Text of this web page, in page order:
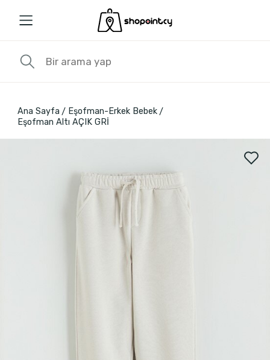
Ana Sayfa
Eşofman-Erkek Bebek
Eşofman Altı AÇIK GRİ